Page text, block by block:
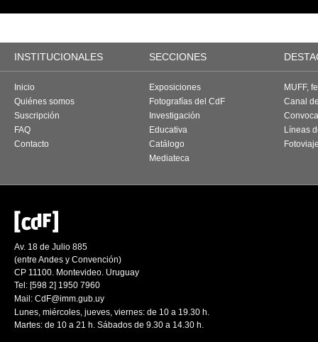
INSTITUCIONALES SECCIONES
Inicio
Quiénes somos
Suscripción
FAQ
Contacto
Exposiciones
Fotografías del CdF
Investigación
Educativa
Catálogo
Mediateca
MUFF,
Canal
Líneas
Av. 18 de Julio 885
(entre Andes y Convención)
CP 11100. Montevideo. Uruguay
Tel: [598 2] 1950 7960
Mail: CdF@imm.gub.uy
Lunes, miércoles, jueves, viernes: de 10 a 19.30 h.
Martes: de 10 a 21 h. Sábados de 9.30 a 14.30 h.